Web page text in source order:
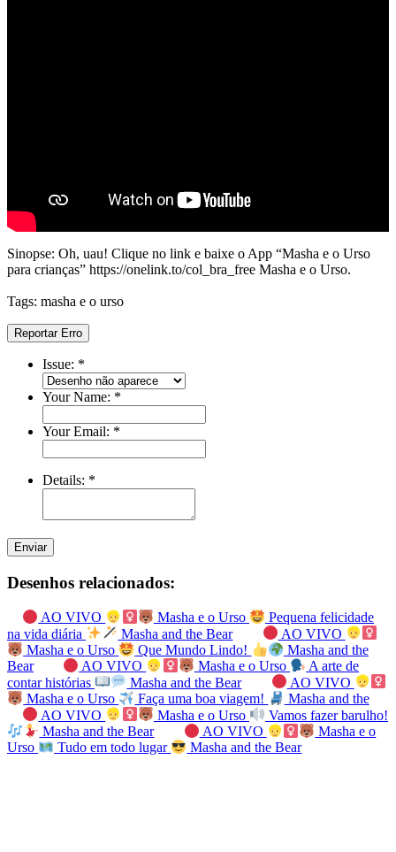
Sinopse: Oh, uau! Clique no link e baixe o App “Masha e o Urso
para crianças” https://onelink.to/col_bra_free Masha e o Urso.
Tags: masha e o urso
Reportar Erro
Issue: *
Your Name: *
Your Email: *
Details: *
Enviar
Desenhos relacionados:
AO VIVO Masha e o Urso
Pequena felicidade
na vida diária
Masha and the Bear
AO VIVO
Masha e o Urso
Que Mundo Lindo!
Masha and the
Bear
AO VIVO Masha e o Urso
A arte de
contar histórias
Masha and the Bear
AO VIVO
Masha e o Urso
Faça uma boa viagem!
Masha and the
AO VIVO
Masha e o Urso
Vamos fazer barulho!
Masha and the Bear
AO VIVO
Masha e o
Urso
Tudo em todo lugar Masha and the Bear